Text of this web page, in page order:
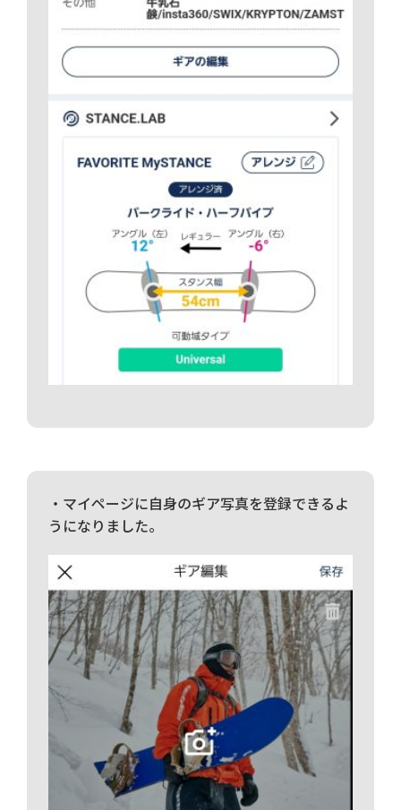
・マイページに自身のギア写真を登録できるよ
うになりました。